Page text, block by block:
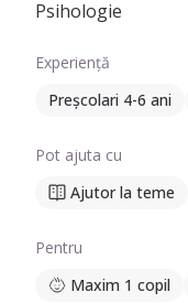
Psihologie
Experiență
Preșcolari 4-6 ani
Pot ajuta cu
Ajutor la teme
Pentru
Maxim 1 copil